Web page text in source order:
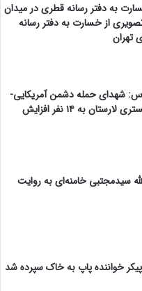
به دفتر رسانه قطری در میدان
از خسارت به دفتر رسانه
تهران
شهدای حمله دشمن آمریکایی-
صهیونیستی به دادگستری لارستان به ۱۴ نفر افزایش
سیدمجتبی خامنه‌ای به روایت
خواننده پاپ به خاک سپرده شد